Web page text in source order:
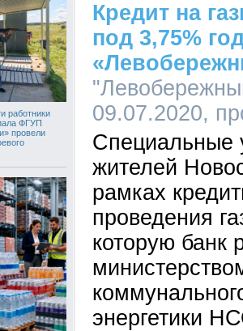
работники
ФГУП
провели
Кредит на
под 3,75%
09.07.2020,
Специальные
жителей
рамках
проведения
которую банк
энергетики